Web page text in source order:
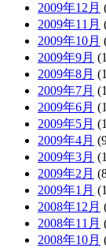
2009年12月
2009年11月
2009年10月
2009年9月
2009年8月
2009年7月
2009年6月
2009年5月
2009年4月
2009年3月
2009年2月
2009年1月
2008年12月
2008年11月
2008年10月